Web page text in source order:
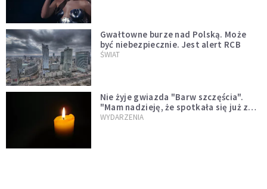
Gwałtowne burze nad Polską. Może
być niebezpiecznie. Jest alert RCB
ŚWIAT
Nie żyje gwiazda "Barw szczęścia".
"Mam nadzieję, że spotkała się już z
Bogiem, którego tak bardzo kochała"
WYDARZENIA